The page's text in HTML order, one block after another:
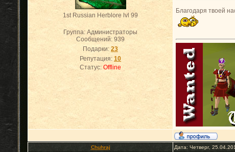
1st Russian Herblore lvl 99
Группа: Администраторы
Сообщений: 939
Подарки: 23
Репутация: 10
Статус: Offline
Благодаря твоей
Chuhraj Дата: Четверг,